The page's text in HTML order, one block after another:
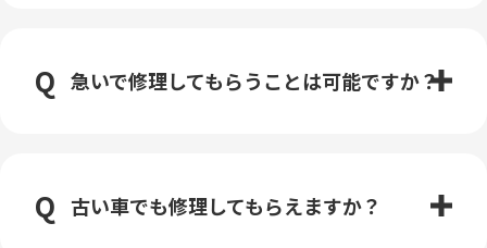
急いで修理してもらうことは可能ですか？
古い車でも修理してもらえますか？